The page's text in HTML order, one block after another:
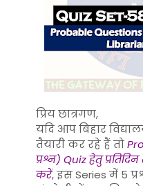
प्रिय छात्रगण,
यदि आप बिहार
तैयारी कर रहे हैं तो
प्रश्न) Quiz हेतु
करें, इस Series में 5